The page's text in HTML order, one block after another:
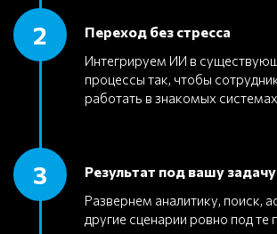
2 Переход без стресса
Интегрируем ИИ в
процессы так, чтобы
работать в знакомых
3 Результат под вашу задачу
Развернем аналитику, поиск,
другие сценарии ровно под те